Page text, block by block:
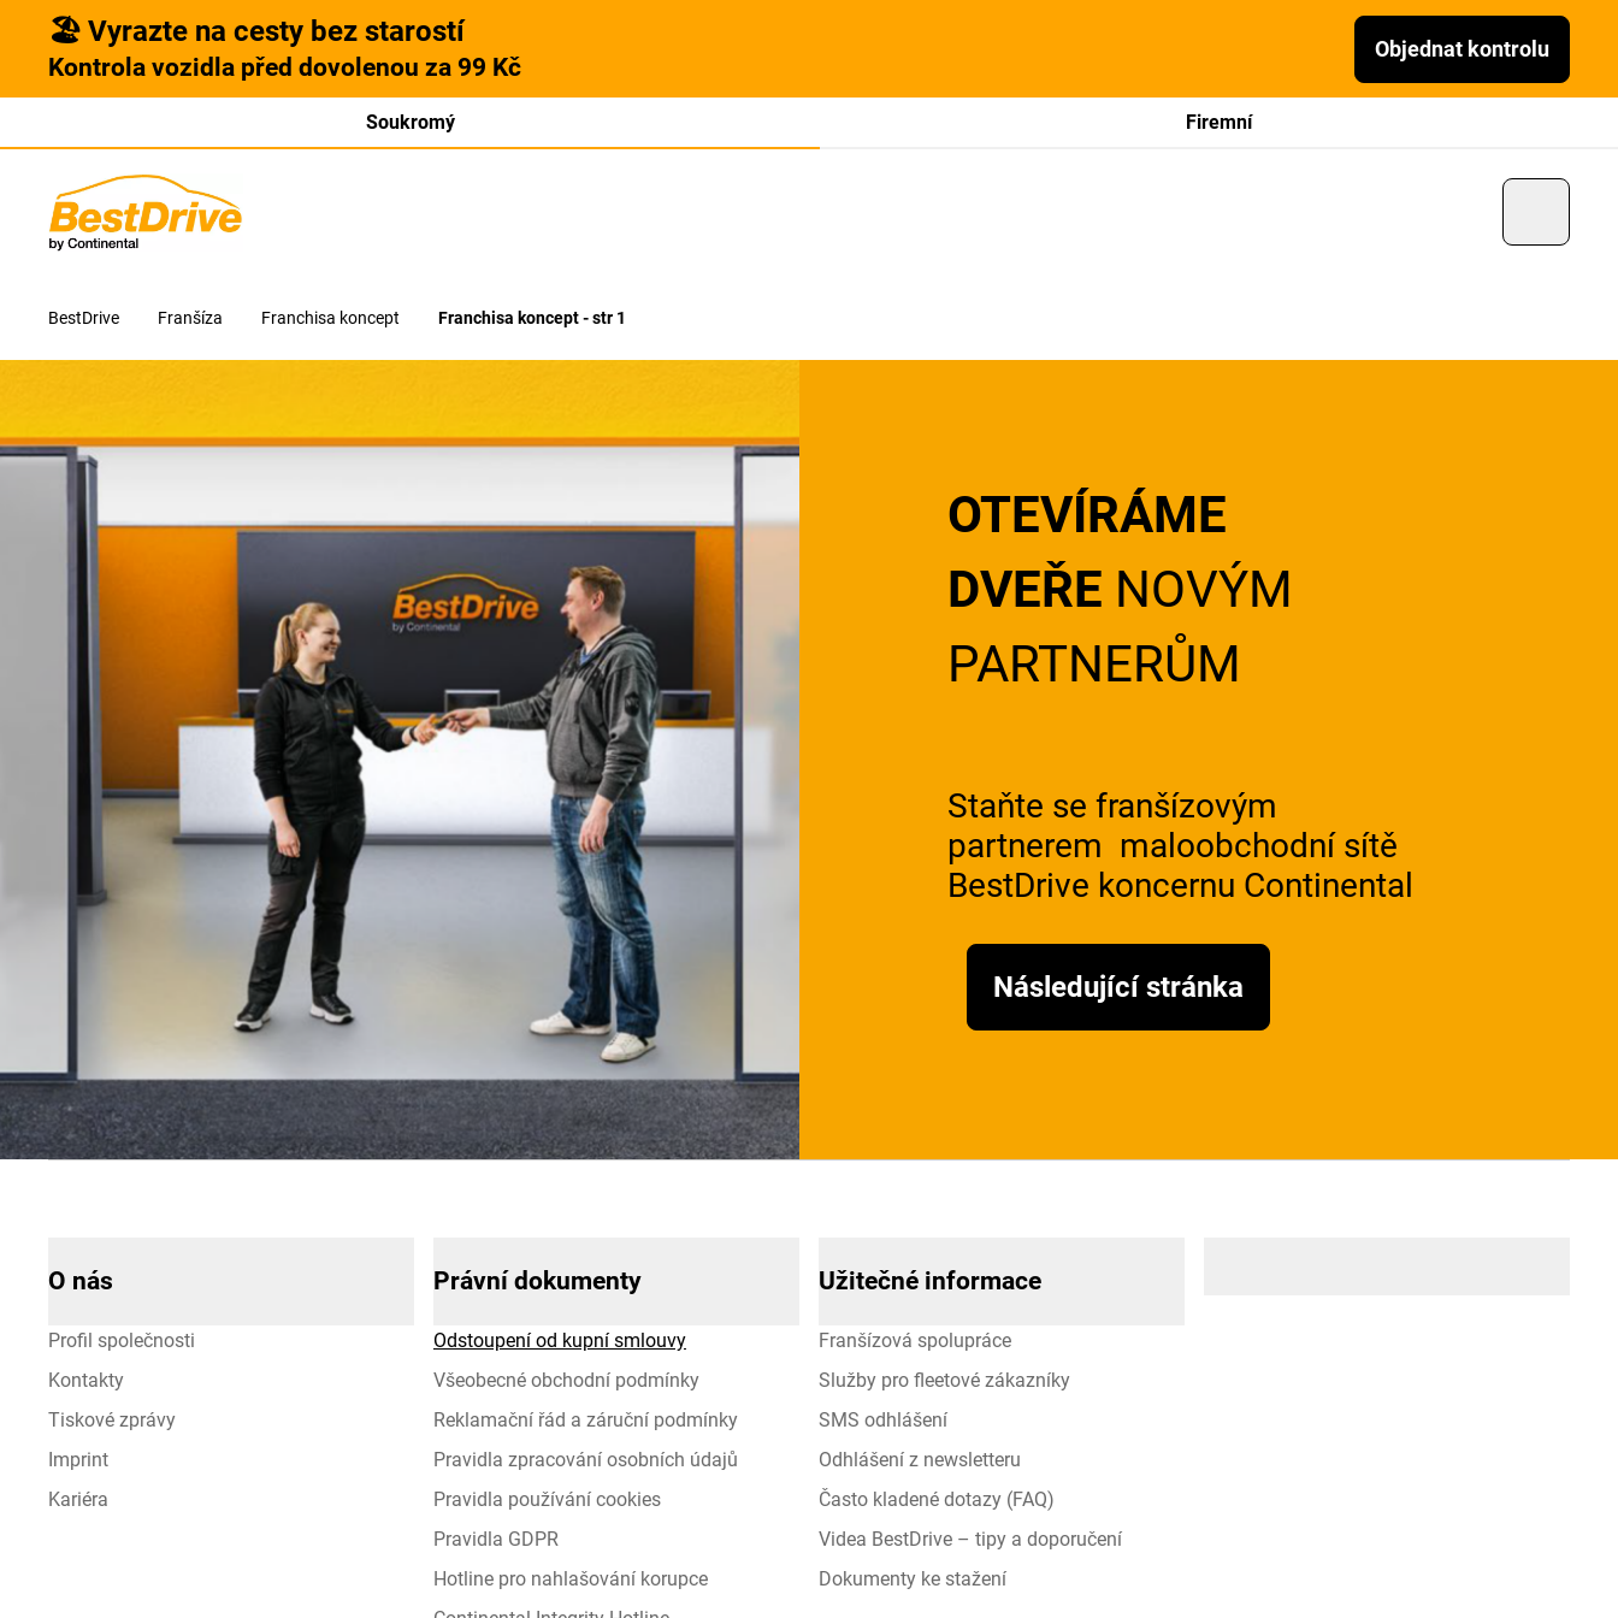
🏖️ Vyrazte na cesty bez starostí
Kontrola vozidla před dovolenou za 99 Kč
Objednat kontrolu
Soukromý Firemní
BestDrive Franšíza Franchisa koncept Franchisa koncept - str 1
OTEVÍRÁME
DVEŘE NOVÝM
PARTNERŮM
Staňte se franšízovým
partnerem maloobchodní sítě
BestDrive koncernu Continental
Následující stránka
O nás
Profil společnosti
Kontakty
Tiskové zprávy
Imprint
Kariéra
Právní dokumenty
Odstoupení od kupní smlouvy
Všeobecné obchodní podmínky
Reklamační řád a záruční podmínky
Pravidla zpracování osobních údajů
Pravidla používání cookies
Pravidla GDPR
Hotline pro nahlašování korupce
Užitečné informace
Franšízová spolupráce
Služby pro fleetové zákazníky
SMS odhlášení
Odhlášení z newsletteru
Často kladené dotazy (FAQ)
Videa BestDrive – tipy a doporučení
Dokumenty ke stažení